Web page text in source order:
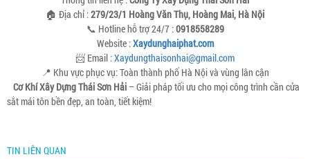
🏠 Địa chỉ :279/23/1 Hoàng Văn Thụ, Hoàng Mai, Hà Nội
📞 Hotline hỗ trợ 24/7 :0918558289
Website :Xaydunghaiphat.com
📨 Email :Xaydungthaisonhai@gmail.com
📍 Khu vực phục vụ: Toàn thành phố Hà Nội và vùng lân cận
Cơ Khí Xây Dựng Thái Sơn Hải – Giải pháp tối ưu cho mọi công trình cần cửa
sắt mái tôn bền đẹp, an toàn, tiết kiệm!
TIN LIÊN QUAN